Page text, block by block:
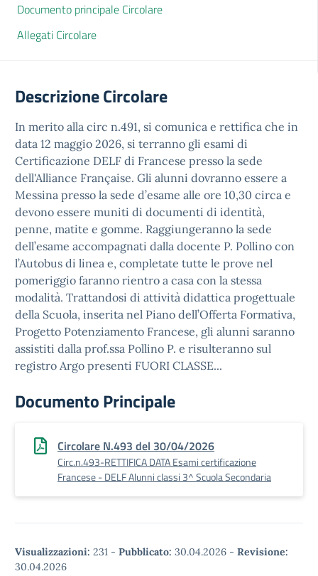
Documento principale Circolare
Allegati Circolare
Descrizione Circolare
In merito alla circ n.491, si comunica e rettifica che in
data 12 maggio 2026, si terranno gli esami di
Certificazione DELF di Francese presso la sede
dell'Alliance Française. Gli alunni dovranno essere a
Messina presso la sede d’esame alle ore 10,30 circa e
devono essere muniti di documenti di identità,
penne, matite e gomme. Raggiungeranno la sede
dell’esame accompagnati dalla docente P. Pollino con
l’Autobus di linea e, completate tutte le prove nel
pomeriggio faranno rientro a casa con la stessa
modalità. Trattandosi di attività didattica progettuale
della Scuola, inserita nel Piano dell’Offerta Formativa,
Progetto Potenziamento Francese, gli alunni saranno
assistiti dalla prof.ssa Pollino P. e risulteranno sul
registro Argo presenti FUORI CLASSE...
Documento Principale
Circolare N.493 del 30/04/2026
Circ.n.493-RETTIFICA DATA Esami certificazione
Francese - DELF Alunni classi 3^ Scuola Secondaria
Visualizzazioni: 231 - Pubblicato: 30.04.2026 - Revisione:
30.04.2026